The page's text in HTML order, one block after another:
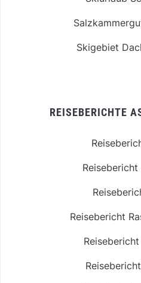
Skigebiet
REISEBERICHTE
Reisebericht